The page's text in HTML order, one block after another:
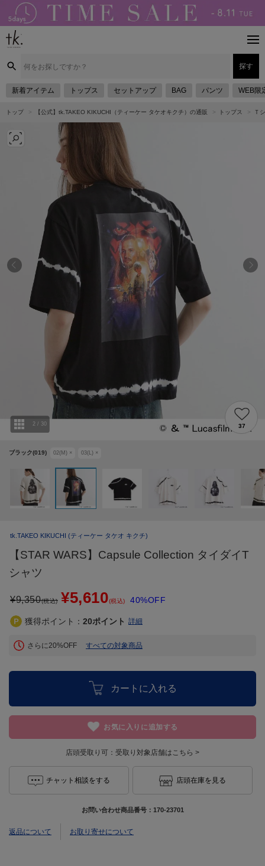
探す
新着アイテム トップス セットアップ BAG パンツ WEB限
トップ 【公式】tk.TAKEO KIKUCHI（ティーケー タケオキクチ）の通販 トップス Ｔ
ブラック(019) 02(M) × 03(L) ×
2 / 30 37
tk.TAKEO KIKUCHI (ティーケー タケオ キクチ)
【STAR WARS】Capsule Collection タイダイT
シャツ
¥9,350(税込) ¥5,610(税込) 40%OFF
獲得ポイント： 20ポイント 詳細
さらに20%OFF すべての対象商品
カートに入れる
お気に入りに追加する
店頭受取り可： 受取り対象店舗はこちら >
チャット相談をする 店頭在庫を見る
お問い合わせ商品番号： 170-23701
返品について お取り寄せについて